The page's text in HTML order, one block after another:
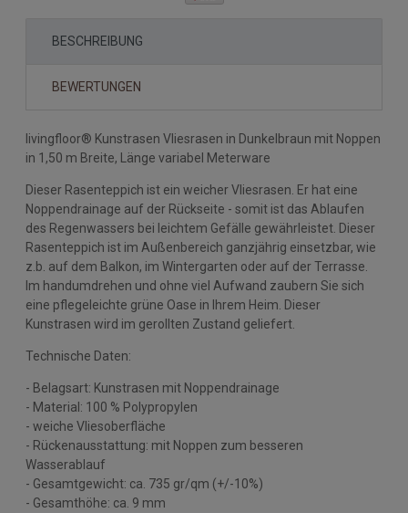
BESCHREIBUNG
BEWERTUNGEN
livingfloor® Kunstrasen Vliesrasen in Dunkelbraun mit Noppen
in 1,50 m Breite, Länge variabel Meterware
Dieser Rasenteppich ist ein weicher Vliesrasen. Er hat eine
Noppendrainage auf der Rückseite - somit ist das Ablaufen
des Regenwassers bei leichtem Gefälle gewährleistet. Dieser
Rasenteppich ist im Außenbereich ganzjährig einsetzbar, wie
z.b. auf dem Balkon, im Wintergarten oder auf der Terrasse.
Im handumdrehen und ohne viel Aufwand zaubern Sie sich
eine pflegeleichte grüne Oase in Ihrem Heim. Dieser
Kunstrasen wird im gerollten Zustand geliefert.
Technische Daten:
- Belagsart: Kunstrasen mit Noppendrainage
- Material: 100 % Polypropylen
- weiche Vliesoberfläche
- Rückenausstattung: mit Noppen zum besseren
Wasserablauf
- Gesamtgewicht: ca. 735 gr/qm (+/-10%)
- Gesamthöhe: ca. 9 mm